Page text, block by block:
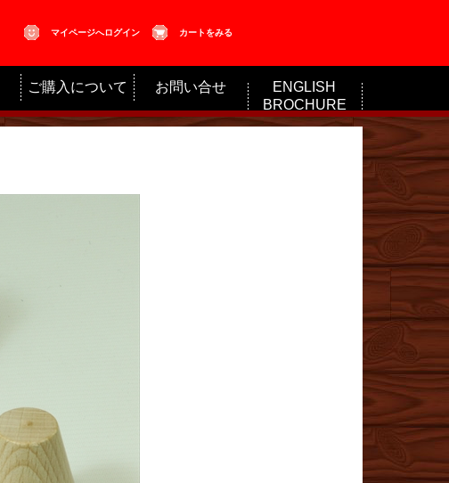
マイページへログイン カートをみる
ご購入について お問い合せ
ENGLISH
BROCHURE